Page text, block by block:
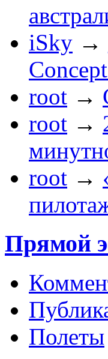
iSky →
root →
root →
root →
Прямой
Полеты